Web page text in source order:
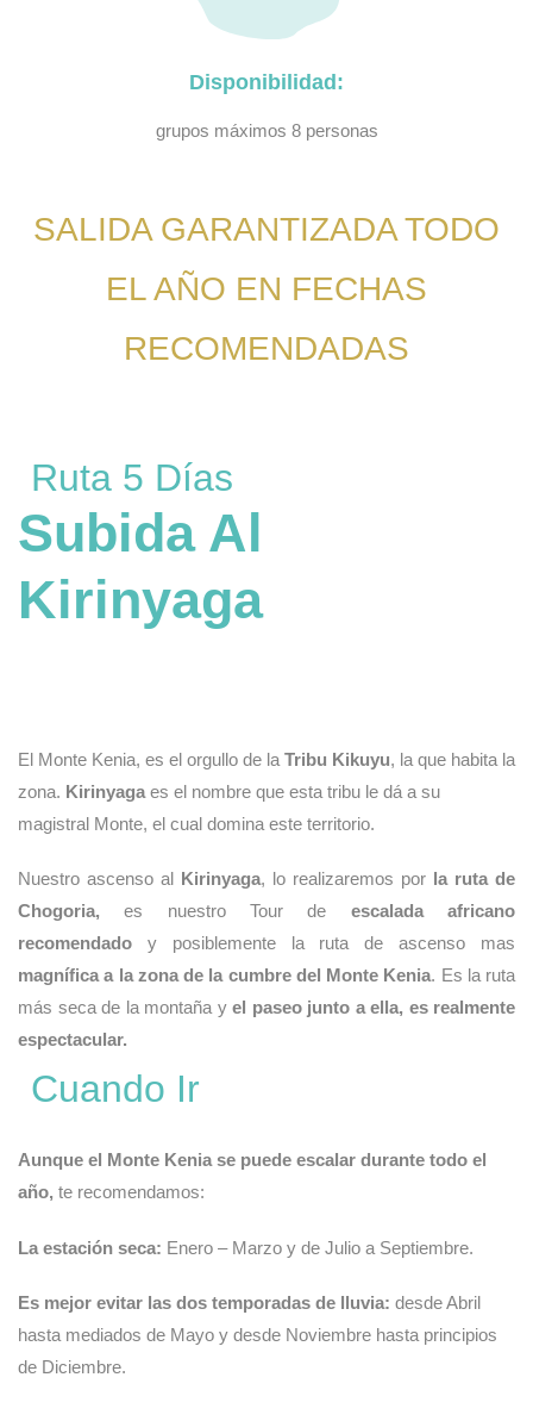
Disponibilidad:
grupos máximos 8 personas
SALIDA GARANTIZADA TODO
EL AÑO EN FECHAS
RECOMENDADAS
Ruta 5 Días
Subida Al
Kirinyaga
El Monte Kenia, es el orgullo de la Tribu Kikuyu, la que habita la
zona. Kirinyaga es el nombre que esta tribu le dá a su
magistral Monte, el cual domina este territorio.
Nuestro ascenso al Kirinyaga, lo realizaremos por la ruta de
Chogoria,es nuestro Tour de escalada africano
recomendado y posiblemente la ruta de ascenso mas
magnífica a la zona de la cumbre del Monte Kenia. Es la ruta
más seca de la montaña y el paseo junto a ella, es realmente
espectacular.
Cuando Ir
Aunque el Monte Kenia se puede escalar durante todo el
año, te recomendamos:
La estación seca: Enero – Marzo y de Julio a Septiembre.
Es mejor evitar las dos temporadas de lluvia: desde Abril
hasta mediados de Mayo y desde Noviembre hasta principios
de Diciembre.